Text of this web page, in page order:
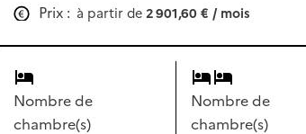
Prix : à partir de 2 901,60 € / mois
Nombre de
chambre(s)
Nombre de
chambre(s)